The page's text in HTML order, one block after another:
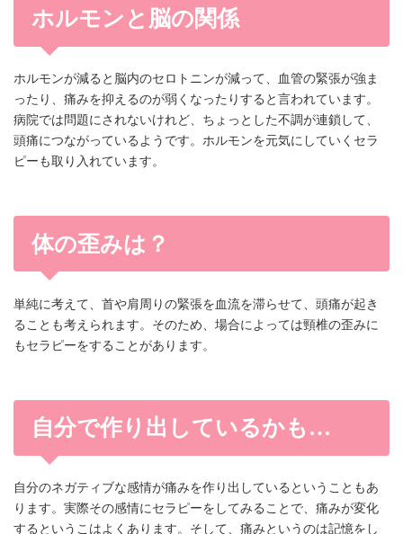
ホルモンと脳の関係
ホルモンが減ると脳内のセロトニンが減って、血管の緊張が強ま
ったり、痛みを抑えるのが弱くなったりすると言われています。
病院では問題にされないけれど、ちょっとした不調が連鎖して、
頭痛につながっているようです。ホルモンを元気にしていくセラ
ピーも取り入れています。
体の歪みは？
単純に考えて、首や肩周りの緊張を血流を滞らせて、頭痛が起き
ることも考えられます。そのため、場合によっては頸椎の歪みに
もセラピーをすることがあります。
自分で作り出しているかも…
自分のネガティブな感情が痛みを作り出しているということもあ
ります。実際その感情にセラピーをしてみることで、痛みが変化
するというこはよくあります。そして、痛みというのは記憶をし